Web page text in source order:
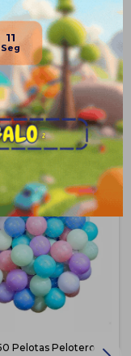
11
interesar
Pelotas Pelotero